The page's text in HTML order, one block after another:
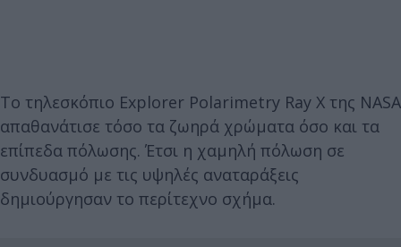
Το τηλεσκόπιο Explorer Polarimetry Ray X της NASA
απαθανάτισε τόσο τα ζωηρά χρώματα όσο και τα
επίπεδα πόλωσης. Έτσι η χαμηλή πόλωση σε
συνδυασμό με τις υψηλές αναταράξεις
δημιούργησαν το περίτεχνο σχήμα.